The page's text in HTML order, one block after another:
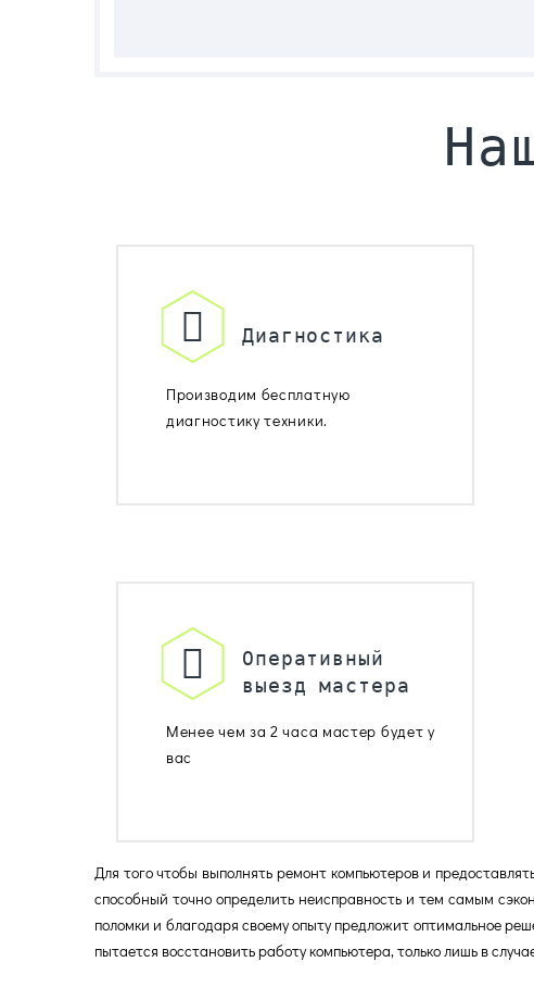
Диагностика
Производим бесплатную
диагностику техники.
Оперативный
выезд мастера
Менее чем за 2 часа мастер будет у
вас
Для того чтобы выполнять ремонт компьютеров и
способный точно определить неисправность и тем самым
поломки и благодаря своему опыту предложит оптимальное
пытается восстановить работу компьютера, только лишь в